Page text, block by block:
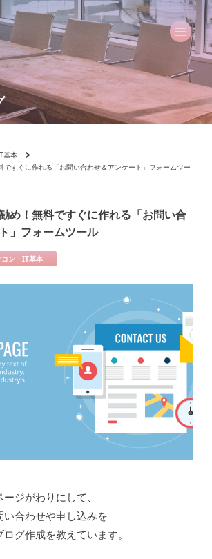
基本
ですぐに作れる「お問い合わせ＆アンケート」フォームツー
め！無料ですぐに作れる「お問い合
」フォームツール
ン・IT基本
ジがわりにして、
い合わせや申し込みを
グ作成を教えています。